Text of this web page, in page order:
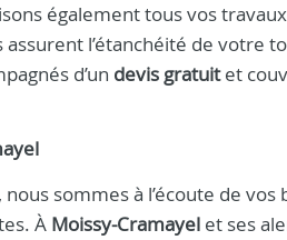
également tous vos
l’étanchéité de votre
d’un devis gratuitet
sommes à l’écoute de vos
À Moissy-Cramayel et ses